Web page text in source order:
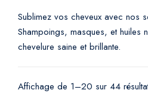
Sublimez vos cheveux avec nos
Shampoings, masques, et huiles
chevelure saine et brillante.
Affichage de 1–20 sur 44